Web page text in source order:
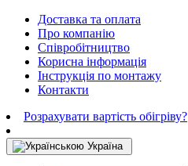
Доставка та оплата
Про компанію
Співробітництво
Корисна інформація
Інструкція по монтажу
Контакти
Розрахувати вартість обігріву?
Україна